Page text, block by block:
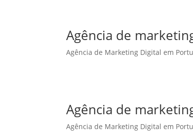
Agência de
Agência de Marketing Digital em
Agência de
Agência de Marketing Digital em